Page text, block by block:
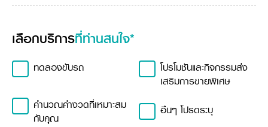
เลือกบริการที่ท่านสนใจ*
ทดลองขับรถ
โปรโมชันและกิจกรรมส่ง
เสริมการขายพิเศษ
คำนวณค่างวดที่เหมาะสม
กับคุณ
อื่นๆ โปรดระบุ